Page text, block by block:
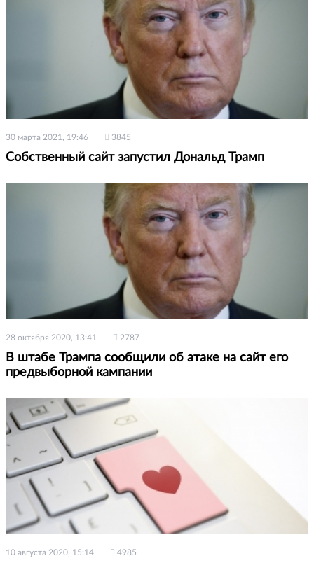
30 марта 2021, 19:46 3845
Собственный сайт запустил Дональд Трамп
28 октября 2020, 13:41 2787
В штабе Трампа сообщили об атаке на сайт его
предвыборной кампании
10 августа 2020, 15:14 4985